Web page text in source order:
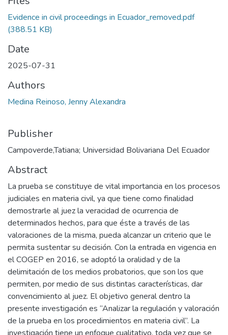
Evidence in civil proceedings in Ecuador_removed.pdf
(388.51 KB)
Date
2025-07-31
Authors
Medina Reinoso, Jenny Alexandra
Publisher
Campoverde,Tatiana; Universidad Bolivariana Del Ecuador
Abstract
La prueba se constituye de vital importancia en los procesos
judiciales en materia civil, ya que tiene como finalidad
demostrarle al juez la veracidad de ocurrencia de
determinados hechos, para que éste a través de las
valoraciones de la misma, pueda alcanzar un criterio que le
permita sustentar su decisión. Con la entrada en vigencia en
el COGEP en 2016, se adoptó la oralidad y de la
delimitación de los medios probatorios, que son los que
permiten, por medio de sus distintas características, dar
convencimiento al juez. El objetivo general dentro la
presente investigación es “Analizar la regulación y valoración
de la prueba en los procedimientos en materia civil”. La